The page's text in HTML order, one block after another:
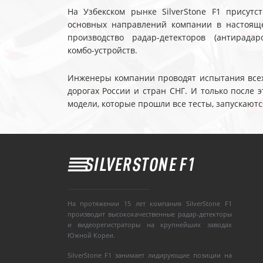
На Узбекском рынке SilverStone F1
основных направлений компании в
производство радар-детекторов
комбо-устройств.
Инженеры компании проводят испытания
дорогах России и стран СНГ. И только после
модели, которые прошли все тесты,
На протяжении 15 лет компания SilverStone F1
производит высококачественные радар-детекторы
и видеорегистраторы на крупнейших заводах
Южной Кореи.
SilverStone F1 занимает лидирующие позиции на